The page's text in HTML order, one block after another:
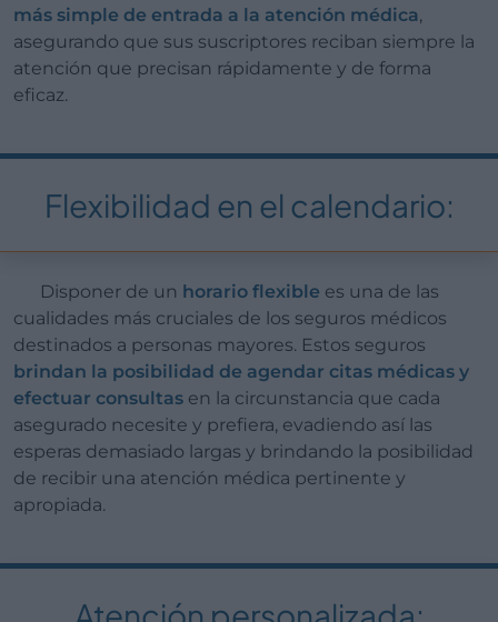
más simple de entrada a la atención médica,
asegurando que sus suscriptores reciban siempre la
atención que precisan rápidamente y de forma
eficaz.
Flexibilidad en el calendario:
Disponer de un horario flexible es una de las
cualidades más cruciales de los seguros médicos
destinados a personas mayores. Estos seguros
brindan la posibilidad de agendar citas médicas y
efectuar consultas en la circunstancia que cada
asegurado necesite y prefiera, evadiendo así las
esperas demasiado largas y brindando la posibilidad
de recibir una atención médica pertinente y
apropiada.